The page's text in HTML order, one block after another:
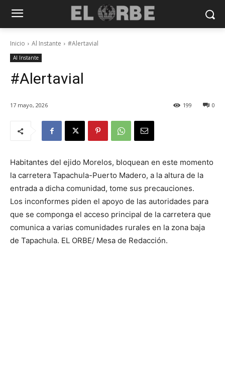
Inicio Al Instante #Alertavial
Al Instante
#Alertavial
17 mayo, 2026 0
199
Habitantes del ejido Morelos, bloquean en este momento
la carretera Tapachula-Puerto Madero, a la altura de la
entrada a dicha comunidad, tome sus precauciones.
Los inconformes piden el apoyo de las autoridades para
que se componga el acceso principal de la carretera que
comunica a varias comunidades rurales en la zona baja
de Tapachula. EL ORBE/ Mesa de Redacción.